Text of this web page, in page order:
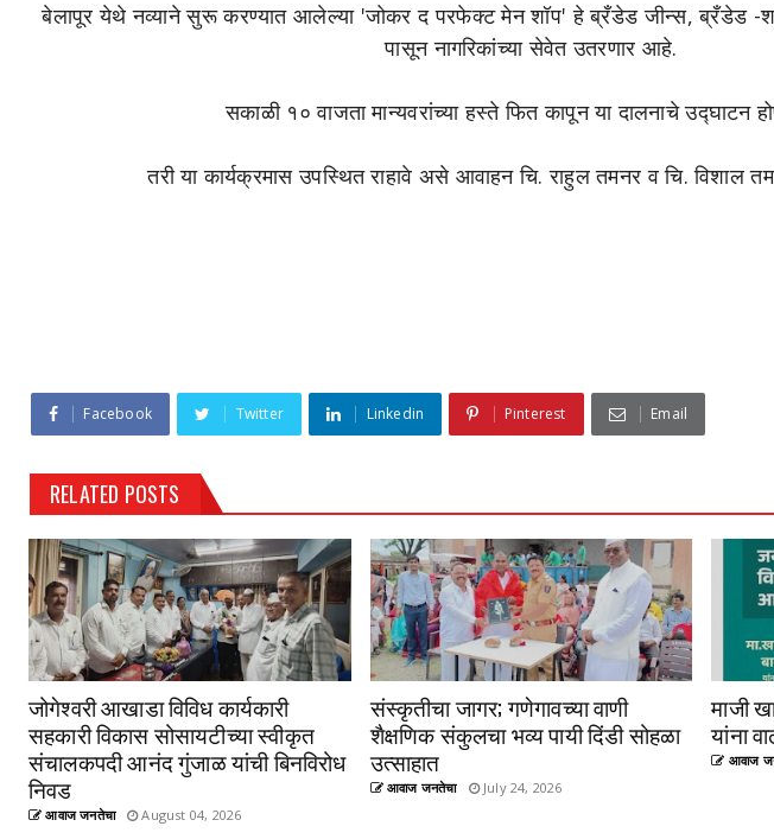
बेलापूर येथे नव्याने सुरू करण्यात आलेल्या 'जोकर द परफेक्ट मेन शॉप' हे ब्रँडेड जीन्स, ब्रँडेड -
पासून नागरिकांच्या सेवेत उतरणार आहे.
सकाळी १० वाजता मान्यवरांच्या हस्ते फित कापून या दालनाचे उद्घाटन
तरी या कार्यक्रमास उपस्थित राहावे असे आवाहन चि. राहुल तमनर व चि. विशाल
Facebook Twitter Linkedin Pinterest Email
RELATED POSTS
जोगेश्वरी आखाडा विविध कार्यकारी
सहकारी विकास सोसायटीच्या स्वीकृत
संचालकपदी आनंद गुंजाळ यांची बिनविरोध
निवड
आवाज जनतेचा August 04, 2026
संस्कृतीचा जागर; गणेगावच्या वाणी
शैक्षणिक संकुलचा भव्य पायी दिंडी सोहळा
उत्साहात
आवाज जनतेचा July 24, 2026
माजी
यांना
आवाज